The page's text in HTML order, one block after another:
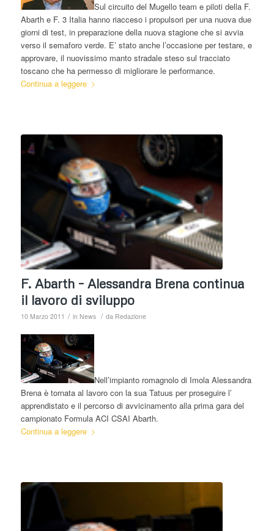
Sul circuito del Mugello team e piloti della F.
Abarth e F. 3 Italia hanno riacceso i propulsori per una nuova due
giorni di test, in preparazione della nuova stagione che si avvia
verso il semaforo verde. E’ stato anche l’occasione per testare, e
approvare, il nuovissimo manto stradale steso sul tracciato
toscano che ha permesso di migliorare le performance.
Continua a leggere
F. Abarth – Alessandra Brena continua
il lavoro di sviluppo
10 Marzo 2011 / in News / da Redazione
Nell’impianto romagnolo di Imola Alessandra
Brena è tornata al lavoro con la sua Tatuus per proseguire l’
apprendistato e il percorso di avvicinamento alla prima gara del
campionato Formula ACI CSAI Abarth.
Continua a leggere